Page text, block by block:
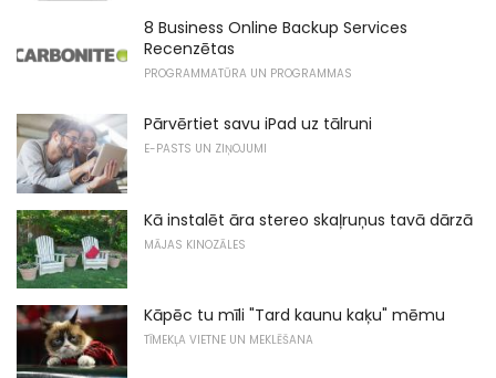
8 Business Online Backup Services
Recenzētas
PROGRAMMATŪRA UN PROGRAMMAS
Pārvērtiet savu iPad uz tālruni
E-PASTS UN ZIŅOJUMI
Kā instalēt āra stereo skaļruņus tavā dārzā
MĀJAS KINOZĀLES
Kāpēc tu mīli "Tard kaunu kaķu" mēmu
TĪMEKĻA VIETNE UN MEKLĒŠANA